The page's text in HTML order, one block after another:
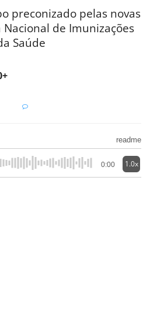
preconizado pelas novas
de Imunizações
Saúde
readme
0:00 1.0x